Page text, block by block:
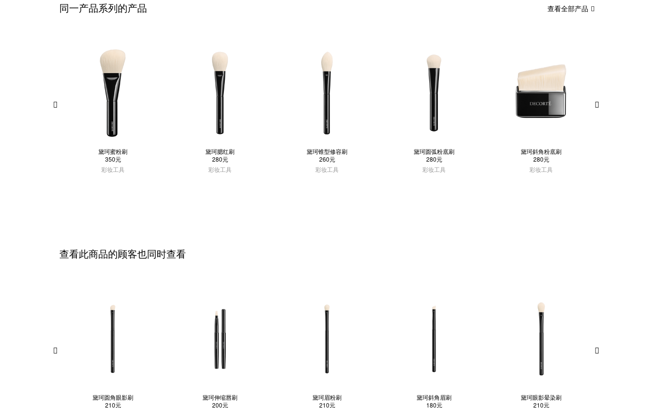
同一产品系列的产品
黛珂蜜粉刷
350元
彩妆工具
黛珂腮红刷
280元
彩妆工具
黛珂锥型修容刷
260元
彩妆工具
黛珂圆弧粉底刷
280元
彩妆工具
黛珂斜角粉底刷
280元
彩妆工具
查看全部产品
查看此商品的顾客也同时查看
黛珂圆角眼影刷
210元
黛珂伸缩唇刷
200元
黛珂眉粉刷
210元
黛珂斜角眉刷
180元
黛珂眼影晕染刷
210元